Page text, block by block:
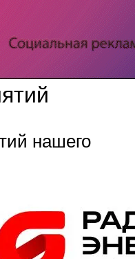
нашего